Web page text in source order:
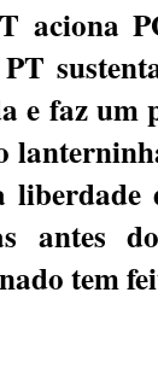
aciona
e faz
liberdade
antes
tem